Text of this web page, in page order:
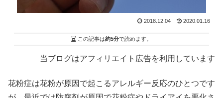
2018.12.04 2020.01.16
この記事は約5分で読めます。
当ブログはアフィリエイト広告を利用しています
花粉症は花粉が原因で起こるアレルギー反応のひとつです